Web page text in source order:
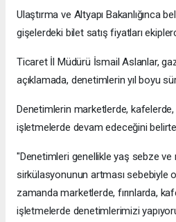
Ulaştırma ve Altyapı Bakanlığınca
gişelerdeki bilet satış fiyatları
Ticaret İl Müdürü İsmail Aslanlar,
açıklamada, denetimlerin yıl boyu
Denetimlerin marketlerde, kafelerde,
işletmelerde devam edeceğini
"Denetimleri genellikle yaş sebze ve
sirkülasyonunun artması sebebiyle
zamanda marketlerde, fırınlarda,
işletmelerde denetimlerimizi